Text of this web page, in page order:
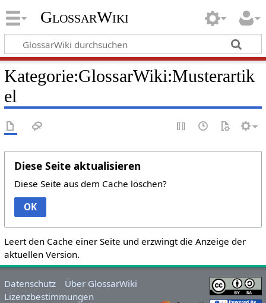
GlossarWiki
Kategorie:GlossarWiki:Musterartik
el
Diese Seite aktualisieren
Diese Seite aus dem Cache löschen?
OK
Leert den Cache einer Seite und erzwingt die Anzeige der
aktuellen Version.
Datenschutz
Über GlossarWiki
Lizenzbestimmungen